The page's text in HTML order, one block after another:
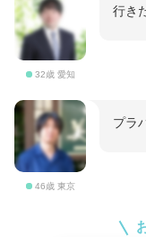
32歳 愛知
行き
46歳 東京
プラ